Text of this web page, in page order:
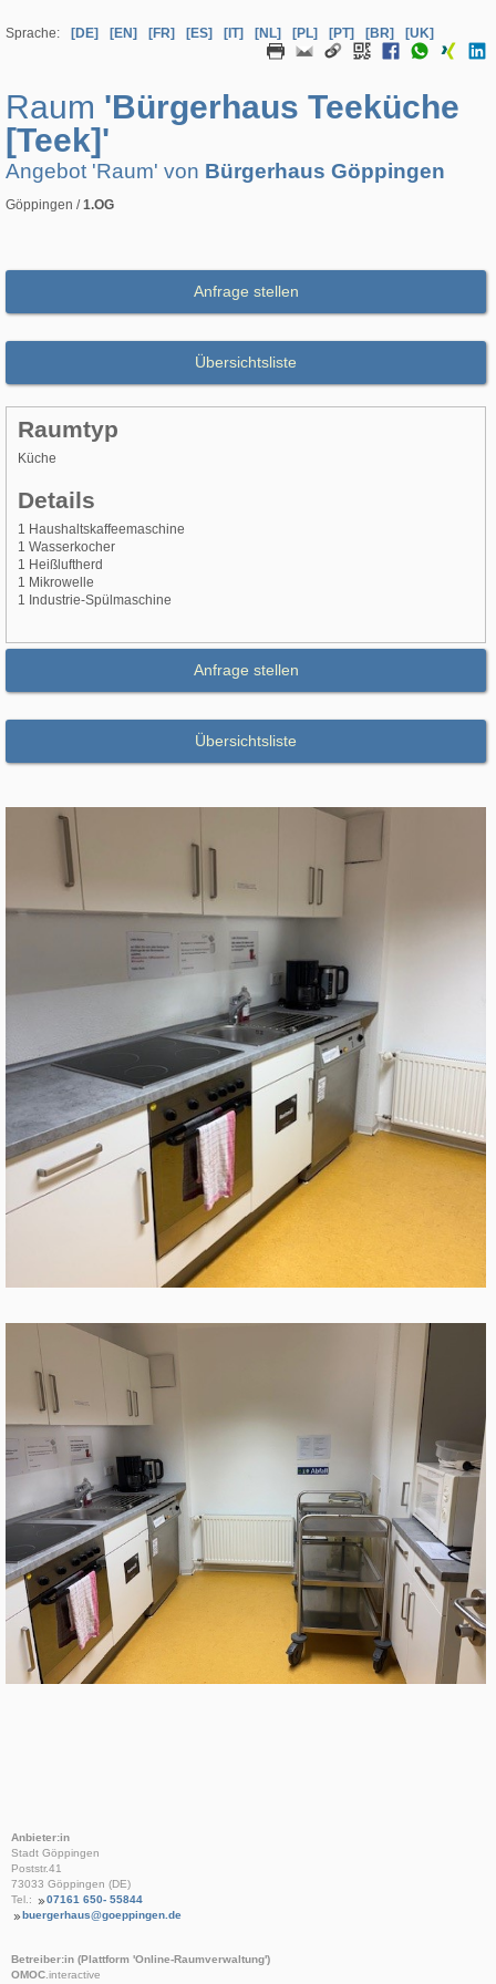
Sprache: [DE] [EN] [FR] [ES] [IT] [NL] [PL] [PT] [BR] [UK]
Raum 'Bürgerhaus Teeküche
[Teek]'
Angebot 'Raum' von Bürgerhaus Göppingen
Göppingen /1.OG
Anfrage stellen
Übersichtsliste
Raumtyp
Küche
Details
1 Haushaltskaffeemaschine
1 Wasserkocher
1 Heißluftherd
1 Mikrowelle
1 Industrie-Spülmaschine
Anfrage stellen
Übersichtsliste
Anbieter:in
Stadt Göppingen
Poststr.41
73033 Göppingen (DE)
Tel.:
07161 650- 55844
buergerhaus@goeppingen.de
Betreiber:in (Plattform 'Online-Raumverwaltung')
OMOC .interactive